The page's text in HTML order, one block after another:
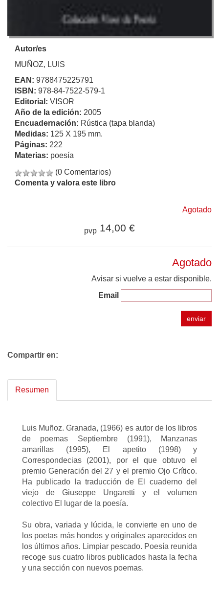
Autor/es
MUÑOZ, LUIS
EAN: 9788475225791
ISBN: 978-84-7522-579-1
Editorial: VISOR
Año de la edición: 2005
Encuadernación: Rústica (tapa blanda)
Medidas: 125 X 195 mm.
Páginas: 222
Materias: poesía
(0 Comentarios)
Comenta y valora este libro
Agotado
pvp 14,00 €
Agotado
Avisar si vuelve a estar disponible.
Email
enviar
Compartir en:
Resumen
Luis Muñoz. Granada, (1966) es autor de los libros
de poemas Septiembre (1991), Manzanas
amarillas (1995), El apetito (1998) y
Correspondecias (2001), por el que obtuvo el
premio Generación del 27 y el premio Ojo Crítico.
Ha publicado la traducción de El cuaderno del
viejo de Giuseppe Ungaretti y el volumen
colectivo El lugar de la poesía.
Su obra, variada y lúcida, le convierte en uno de
los poetas más hondos y originales aparecidos en
los últimos años. Limpiar pescado. Poesía reunida
recoge sus cuatro libros publicados hasta la fecha
y una sección con nuevos poemas.